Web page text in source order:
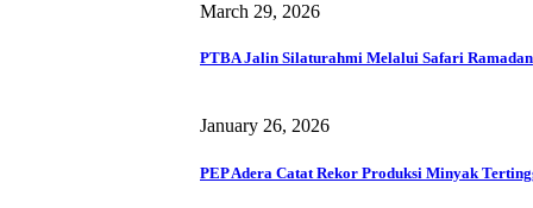
March 29, 2026
PTBA Jalin Silaturahmi Melalui Safari Ramadan
January 26, 2026
PEP Adera Catat Rekor Produksi Minyak